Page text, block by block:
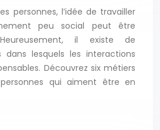
personnes, l’idée de travailler
peu social peut être
il existe de
dans lesquels les interactions
Découvrez six métiers
qui aiment être en